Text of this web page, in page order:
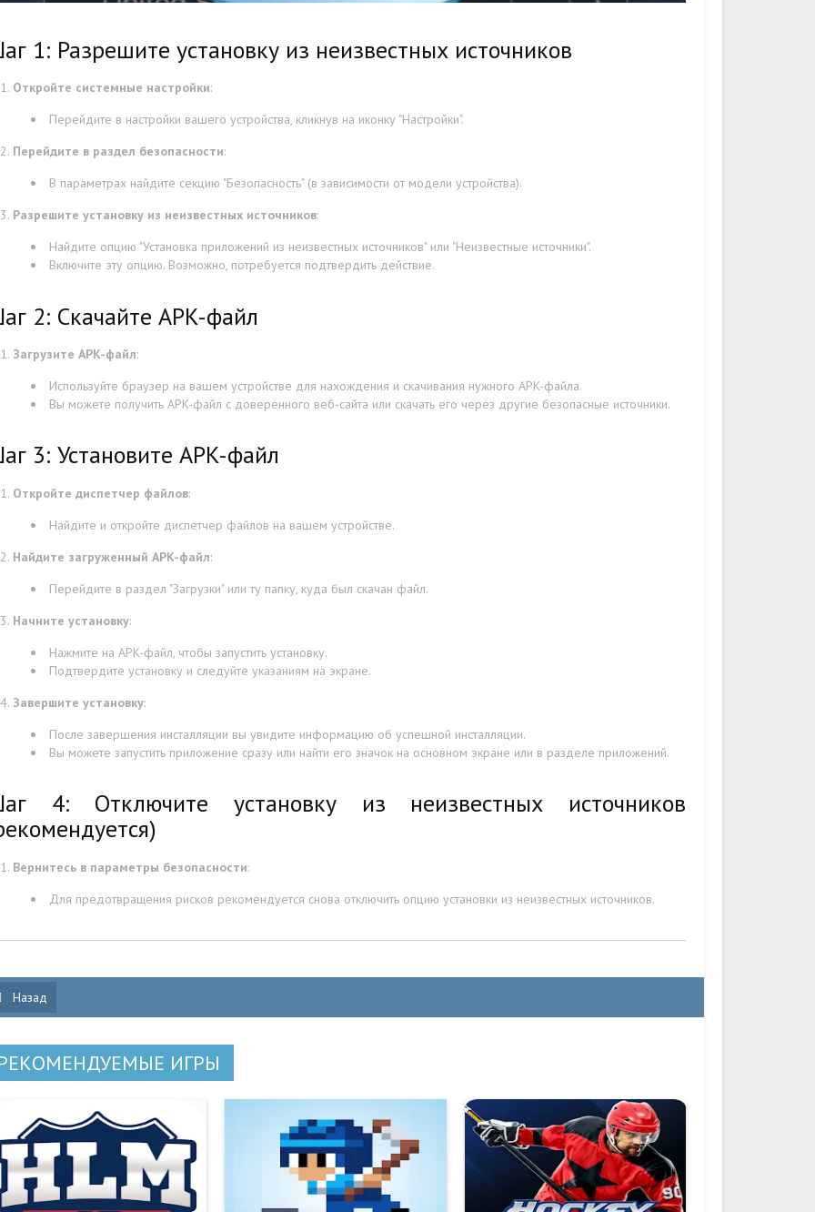
1: Разрешите установку из неизвестных источников
Откройте системные настройки:
Перейдите в настройки вашего устройства, кликнув на иконку "Настройки".
Перейдите в раздел безопасности:
В параметрах найдите секцию "Безопасность" (в зависимости от модели устройства).
Разрешите установку из неизвестных источников:
Найдите опцию "Установка приложений из неизвестных источников" или "Неизвестные источники".
Включите эту опцию. Возможно, потребуется подтвердить действие.
2: Скачайте APK-файл
Загрузите APK-файл:
Используйте браузер на вашем устройстве для нахождения и скачивания нужного APK-файла.
Вы можете получить APK-файл с доверенного веб-сайта или скачать его через другие безопасные источники.
3: Установите APK-файл
Откройте диспетчер файлов:
Найдите и откройте диспетчер файлов на вашем устройстве.
Найдите загруженный APK-файл:
Перейдите в раздел "Загрузки" или ту папку, куда был скачан файл.
Начните установку:
Нажмите на APK-файл, чтобы запустить установку.
Подтвердите установку и следуйте указаниям на экране.
Завершите установку:
После завершения инсталляции вы увидите информацию об успешной инсталляции.
Вы можете запустить приложение сразу или найти его значок на основном экране или в разделе приложений.
4: Отключите установку из неизвестных источников
Вернитесь в параметры безопасности:
Для предотвращения рисков рекомендуется снова отключить опцию установки из неизвестных источников.
Назад
ИГРЫ